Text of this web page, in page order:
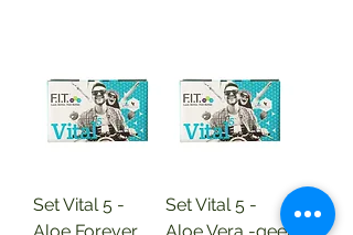
Set Vital 5 -
Set Vital 5 -